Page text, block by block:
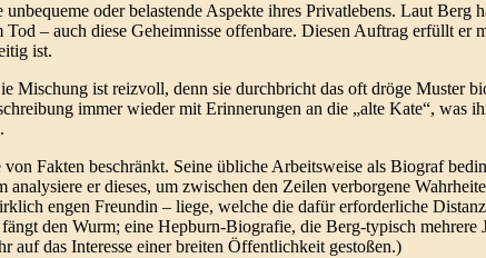
oder belastende Aspekte ihres Privatlebens. Laut Berg
– auch diese Geheimnisse offenbare. Diesen Auftrag erfüllt er
ist.
Mischung ist reizvoll, denn sie durchbricht das oft dröge Muster
immer wieder mit Erinnerungen an die „alte Kate“, was
Fakten beschränkt. Seine übliche Arbeitsweise als Biograf
er dieses, um zwischen den Zeilen verborgene
engen Freundin – liege, welche die dafür erforderliche
den Wurm; eine Hepburn-Biografie, die Berg-typisch mehrere
auf das Interesse einer breiten Öffentlichkeit gestoßen.)